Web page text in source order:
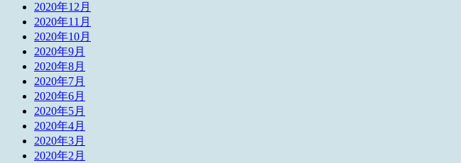
2020年12月
2020年11月
2020年10月
2020年9月
2020年8月
2020年7月
2020年6月
2020年5月
2020年4月
2020年3月
2020年2月